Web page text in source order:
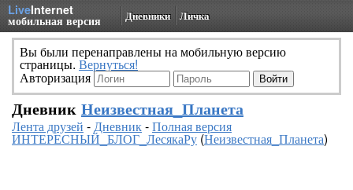
LiveInternet
мобильная версия Дневники Личка
Вы были перенаправлены на мобильную версию
страницы. Вернуться!
Авторизация
Дневник Неизвестная_Планета
Лента друзей -Дневник-Полная версия
ИНТЕРЕСНЫЙ_БЛОГ_ЛесякаРу(Неизвестная_Планета)